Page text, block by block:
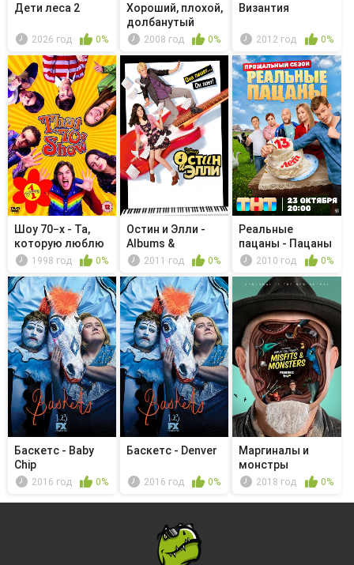
Дети леса 2
2026 год 0%
Хороший, плохой,
долбанутый
2008 год 0%
Византия
2012 год 0%
Шоу 70−х - Та,
которую люблю
1998 год 0%
Остин и Элли -
Albums &
Auditions
2011 год 0%
Реальные
пацаны - Пацаны
и бальная си...
2010 год 0%
Баскетс - Baby
Chip
2016 год 0%
Баскетс - Denver
2016 год 0%
Маргиналы и
монстры
Бобкэта
2018 год 0%